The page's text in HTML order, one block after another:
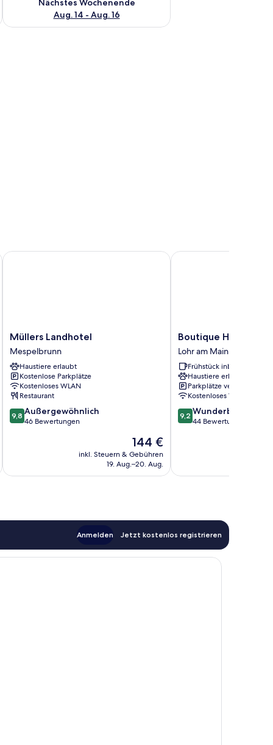
Nächstes Wochenende
Aug. 14 - Aug. 16
Müllers
Landhotel
Mespelbrunn
Müllers Landhotel
Mespelbrunn
Haustiere erlaubt
Kostenlose Parkplätze
Kostenloses WLAN
Restaurant
9.8
von
9,8 Außergewöhnlich
46 Bewertungen
Der
Preis
beträgt
144 €
inkl. Steuern & Gebühren
19. Aug.–20. Aug.
Müllers Landhotel
Boutique
Hotel
Bundschuh
Lohr
am
Main
Boutique Hotel
Lohr am Main
Frühstück inbegriffen
Haustiere erlaubt
Parkplätze verfügbar
Kostenloses WLAN
9.2
von
9,2 Wunderbar
44 Bewertungen
Boutique Hotel
Anmelden Jetzt kostenlos registrieren